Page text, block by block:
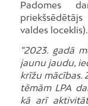
Padomes
valdes loceklis).
“2023. gadā
jaunu jaudu,
krīžu mācības.
tēmām LPA
kā arī